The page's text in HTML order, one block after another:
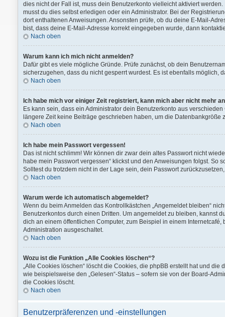
dies nicht der Fall ist, muss dein Benutzerkonto vielleicht aktiviert
musst du dies selbst erledigen oder ein Administrator. Bei der
dort enthaltenen Anweisungen. Ansonsten prüfe, ob du deine E-Mail-
bist, dass deine E-Mail-Adresse korrekt eingegeben wurde, dann
Nach oben
Warum kann ich mich nicht anmelden?
Dafür gibt es viele mögliche Gründe. Prüfe zunächst, ob dein
sicherzugehen, dass du nicht gesperrt wurdest. Es ist ebenfalls möglich,
Nach oben
Ich habe mich vor einiger Zeit registriert, kann mich aber nicht mehr
Es kann sein, dass ein Administrator dein Benutzerkonto aus
längere Zeit keine Beiträge geschrieben haben, um die
Nach oben
Ich habe mein Passwort vergessen!
Das ist nicht schlimm! Wir können dir zwar dein altes Passwort nicht
habe mein Passwort vergessen“ klickst und den Anweisungen folgst. So
Solltest du trotzdem nicht in der Lage sein, dein Passwort
Nach oben
Warum werde ich automatisch abgemeldet?
Wenn du beim Anmelden das Kontrollkästchen „Angemeldet bleiben“
Benutzerkontos durch einen Dritten. Um angemeldet zu bleiben, kannst
dich an einem öffentlichen Computer, zum Beispiel in einem
Administration ausgeschaltet.
Nach oben
Wozu ist die Funktion „Alle Cookies löschen“?
„Alle Cookies löschen“ löscht die Cookies, die phpBB erstellt hat und
wie beispielsweise den „Gelesen“-Status – sofern sie von der Board-
die Cookies löscht.
Nach oben
Benutzerpräferenzen und -einstellungen